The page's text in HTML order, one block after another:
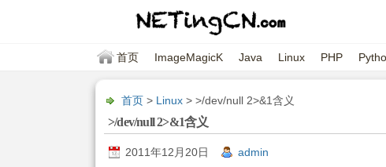
首页 ImageMagicK Java Linux PHP
首页 > Linux > >/dev/null 2>&1含义
>/dev/null 2>&1含义
2011年12月20日 admin